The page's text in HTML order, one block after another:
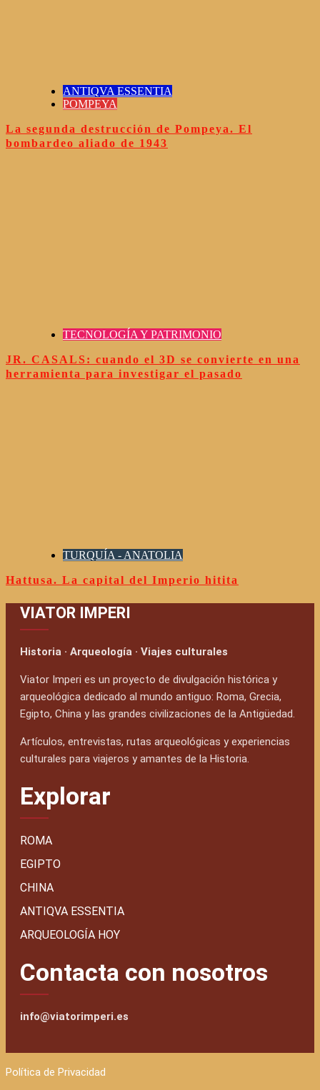
ANTIQVA ESSENTIA
POMPEYA
La segunda destrucción de Pompeya. El
bombardeo aliado de 1943
TECNOLOGÍA Y PATRIMONIO
JR. CASALS: cuando el 3D se convierte en una
herramienta para investigar el pasado
TURQUÍA - ANATOLIA
Hattusa. La capital del Imperio hitita
VIATOR IMPERI
Historia · Arqueología · Viajes culturales
Viator Imperi es un proyecto de divulgación histórica y
arqueológica dedicado al mundo antiguo: Roma, Grecia,
Egipto, China y las grandes civilizaciones de la Antigüedad.
Artículos, entrevistas, rutas arqueológicas y experiencias
culturales para viajeros y amantes de la Historia.
Explorar
ROMA
EGIPTO
CHINA
ANTIQVA ESSENTIA
ARQUEOLOGÍA HOY
Contacta con nosotros
info@viatorimperi.es
Política de Privacidad